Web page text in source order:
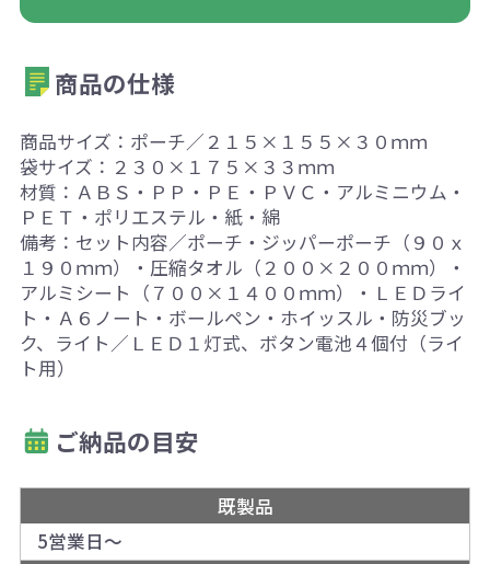
商品の仕様
商品サイズ：ポーチ／２１５×１５５×３０ｍｍ
袋サイズ：２３０×１７５×３３ｍｍ
材質：ＡＢＳ・ＰＰ・ＰＥ・ＰＶＣ・アルミニウム・
ＰＥＴ・ポリエステル・紙・綿
備考：セット内容／ポーチ・ジッパーポーチ（９０ｘ
１９０ｍｍ）・圧縮タオル（２００×２００ｍｍ）・
アルミシート（７００×１４００ｍｍ）・ＬＥＤライ
ト・Ａ６ノート・ボールペン・ホイッスル・防災ブッ
ク、ライト／ＬＥＤ１灯式、ボタン電池４個付（ライ
ト用）
ご納品の目安
既製品
5営業日～